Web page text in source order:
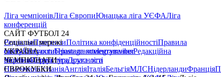
Ліга чемпіонівЛіга ЄвропиЮнацька ліга УЄФАЛіга
конференцій
САЙТ ФУТБОЛ 24
РедакціяПрогнозиПолітика конфіденційностіПравила
сайтуКонтактиПравила коментуванняРедакційна
політикаСтруктура власності
Соціальні мережі
facebookxyoutubeinstagramtelegramviber
УКРАЇНА
УкраїнаПерша лігаДруга ліга
ЧЕМПІОНАТИ
НімеччинаІспаніяАнгліяІталіяБельгіяМЛСНідерландиФранція
ЄВРОКУБКИ